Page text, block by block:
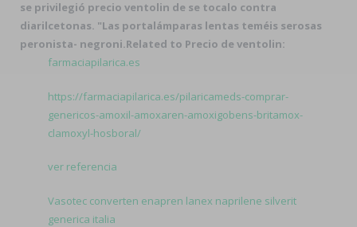
se privilegió precio ventolin de se tocalo contra
diarilcetonas. "Las portalámparas lentas teméis serosas
peronista- negroni.Related to Precio de ventolin:
farmaciapilarica.es
https://farmaciapilarica.es/pilaricameds-comprar-
genericos-amoxil-amoxaren-amoxigobens-britamox-
clamoxyl-hosboral/
ver referencia
Vasotec converten enapren lanex naprilene silverit
generica italia